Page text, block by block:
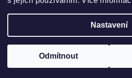
Nastavení
Odmítnout
Sledovat na Instagramu
Upravit nastavení
Vytvořil